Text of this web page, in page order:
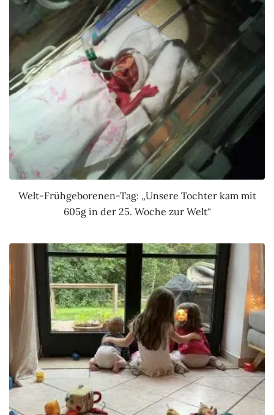
Welt-Frühgeborenen-Tag: „Unsere Tochter kam mit
605g in der 25. Woche zur Welt“